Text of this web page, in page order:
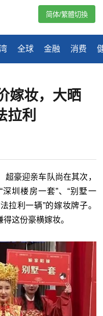
全球 金融 消费
简体/繁體切換
嫁妆，大晒
拉利
豪迎亲车队尚在其次，
圳楼房一套”、“别墅一
拉利一辆”的嫁妆牌子。
这份豪横嫁妆。